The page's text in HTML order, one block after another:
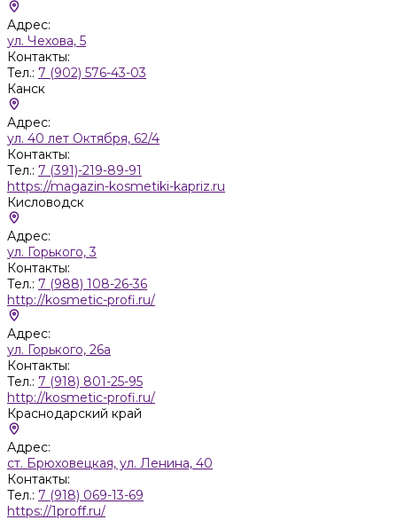
Адрес:
ул. Чехова, 5
Контакты:
Тел.: 7 (902) 576-43-03
Канск
Адрес:
ул. 40 лет Октября, 62/4
Контакты:
Тел.: 7 (391)-219-89-91
https://magazin-kosmetiki-kapriz.ru
Кисловодск
Адрес:
ул. Горького, 3
Контакты:
Тел.: 7 (988) 108-26-36
http://kosmetic-profi.ru/
Адрес:
ул. Горького, 26а
Контакты:
Тел.: 7 (918) 801-25-95
http://kosmetic-profi.ru/
Краснодарский край
Адрес:
ст. Брюховецкая, ул. Ленина, 40
Контакты:
Тел.: 7 (918) 069-13-69
https://1proff.ru/